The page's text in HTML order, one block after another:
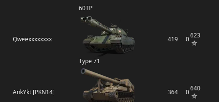
60TP
Qweexxxxxxxx
Type 71
419 0623
AnkYkt [PKN14] 364 0640